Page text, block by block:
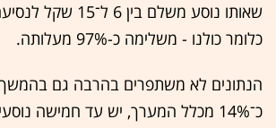
שאותו נוסע משלם בין
כלומר כולנו - משלימה כ-97% מעלותה.
כ־14% מכלל המערך, יש עד חמישה